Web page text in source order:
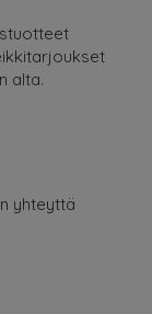
alta.
yhteyttä